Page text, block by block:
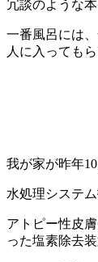
冗談のような
一番風呂には
人に入っても
我が家が昨年
水処理システ
アトピー性皮
った塩素除去装